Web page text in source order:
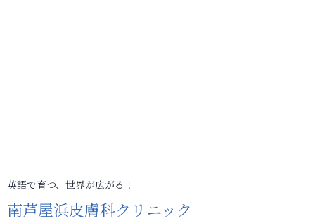
英語で育つ、世界が広がる！
南芦屋浜皮膚科クリニック